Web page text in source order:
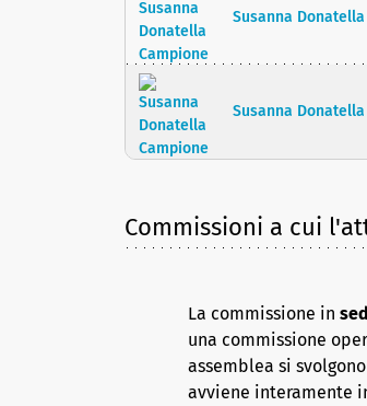
Susanna
Susanna
Commissioni a cui
La commissione in
una commissione
assemblea si
avviene interamente